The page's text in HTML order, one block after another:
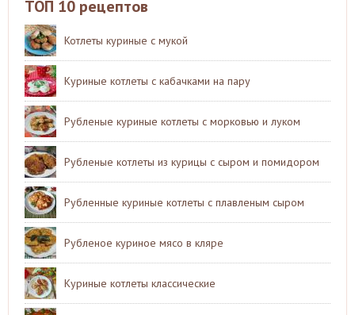
ТОП 10 рецептов
Котлеты куриные с мукой
Куриные котлеты с кабачками на пару
Рубленые куриные котлеты с морковью и луком
Рубленые котлеты из курицы с сыром и помидором
Рубленные куриные котлеты с плавленым сыром
Рубленое куриное мясо в кляре
Куриные котлеты классические